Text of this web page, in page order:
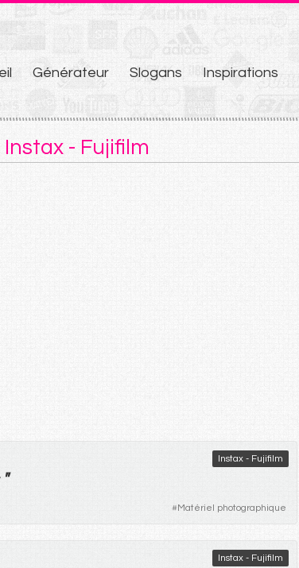
Générateur Slogans Inspirations
- Fujifilm
Instax - Fujifilm
"
#Matériel photographique
Instax - Fujifilm